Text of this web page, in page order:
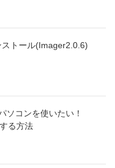
トール(Imager2.0.6)
ソコンを使いたい！
る方法